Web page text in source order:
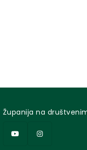
Županija na